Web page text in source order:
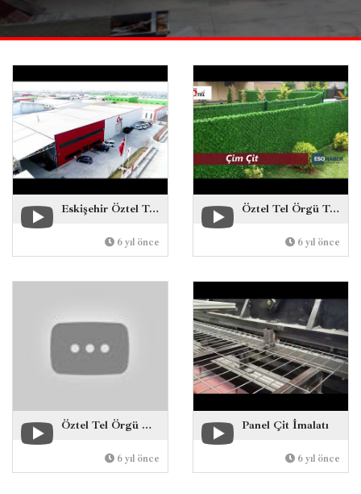
Eskişehir Öztel Tel Örgü Fabrikası
6 yıl önce
Öztel Tel Örgü Tanıtım Filmi
6 yıl önce
Öztel Tel Örgü & Panel Çit Eskişehir
6 yıl önce
Panel Çit İmalatı
6 yıl önce